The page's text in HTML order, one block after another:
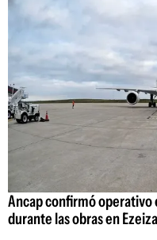
Ancap confirmó operativo
durante las obras en Ezeiza